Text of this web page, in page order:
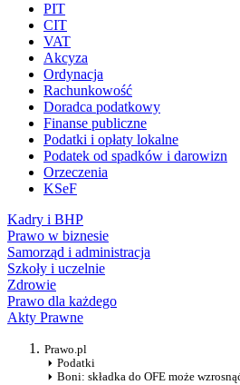
PIT
CIT
VAT
Akcyza
Ordynacja
Rachunkowość
Doradca podatkowy
Finanse publiczne
Podatki i opłaty lokalne
Podatek od spadków i darowizn
Orzeczenia
KSeF
Kadry i BHP
Prawo w biznesie
Samorząd i administracja
Szkoły i uczelnie
Zdrowie
Prawo dla każdego
Akty Prawne
Prawo.pl
Podatki
Boni: składka do OFE może